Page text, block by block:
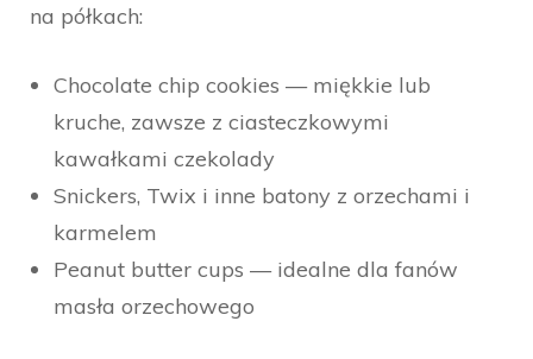
na półkach:
Chocolate chip cookies — miękkie lub
kruche, zawsze z ciasteczkowymi
kawałkami czekolady
Snickers, Twix i inne batony z orzechami i
karmelem
Peanut butter cups — idealne dla fanów
masła orzechowego